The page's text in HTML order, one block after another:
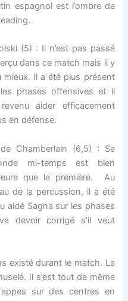
espagnol est l’ombre de
(5) : Il n’est pas passé
dans ce match mais il y
mieux. Il a été plus présent
phases offensives et il
aider efficacement
en défense.
Chamberlain (6,5) : Sa
mi-temps est bien
que la première. Au
de la percussion, il a été
aidé Sagna sur les phases
devoir corrigé s’il veut
existé durant le match. La
Il s’est tout de même
sur des centres en